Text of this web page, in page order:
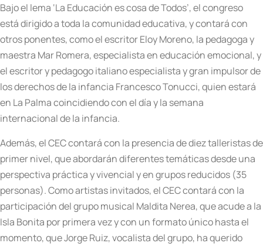
Bajo el lema ‘La Educación es cosa de Todos’, el congreso
está dirigido a toda la comunidad educativa, y contará con
otros ponentes, como el escritor Eloy Moreno, la pedagoga y
maestra Mar Romera, especialista en educación emocional, y
el escritor y pedagogo italiano especialista y gran impulsor de
los derechos de la infancia Francesco Tonucci, quien estará
en La Palma coincidiendo con el día y la semana
internacional de la infancia.
Además, el CEC contará con la presencia de diez talleristas de
primer nivel, que abordarán diferentes temáticas desde una
perspectiva práctica y vivencial y en grupos reducidos (35
personas). Como artistas invitados, el CEC contará con la
participación del grupo musical Maldita Nerea, que acude a la
Isla Bonita por primera vez y con un formato único hasta el
momento, que Jorge Ruiz, vocalista del grupo, ha querido